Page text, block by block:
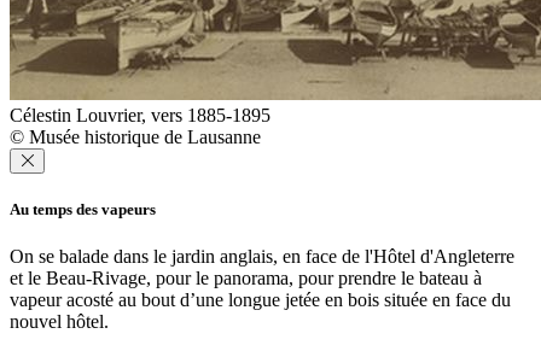
Célestin Louvrier, vers 1885-1895
© Musée historique de Lausanne
Au temps des vapeurs
On se balade dans le jardin anglais, en face de l'Hôtel d'Angleterre
et le Beau-Rivage, pour le panorama, pour prendre le bateau à
vapeur acosté au bout d’une longue jetée en bois située en face du
nouvel hôtel.